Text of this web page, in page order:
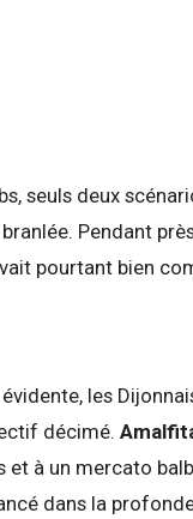
seuls deux
Pendant
pourtant bien
les
décimé.
à un mercato
dans la